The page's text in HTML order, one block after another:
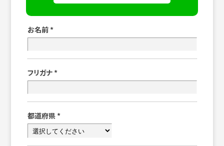
お名前 *
フリガナ *
都道府県 *